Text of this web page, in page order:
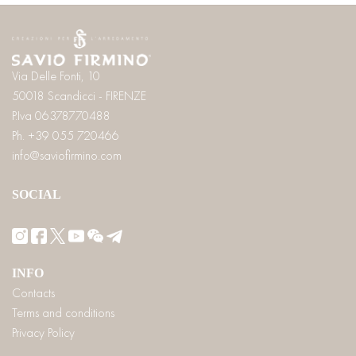
Via Delle Fonti, 10
50018 Scandicci - FIRENZE
P.Iva 06378770488
Ph. +39 055 720466
info@saviofirmino.com
SOCIAL
INFO
Contacts
Terms and conditions
Privacy Policy